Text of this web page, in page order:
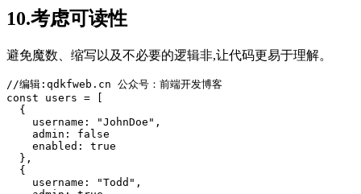
10.考虑可读性
避免魔数、缩写以及不必要的逻辑非,让代码更易于理解。
//编辑:qdkfweb.cn 公众号：前端开发博客
const users = [
{
username:
"JohnDoe" ,
admin: false
enabled: true
},
{
username:
"Todd" ,